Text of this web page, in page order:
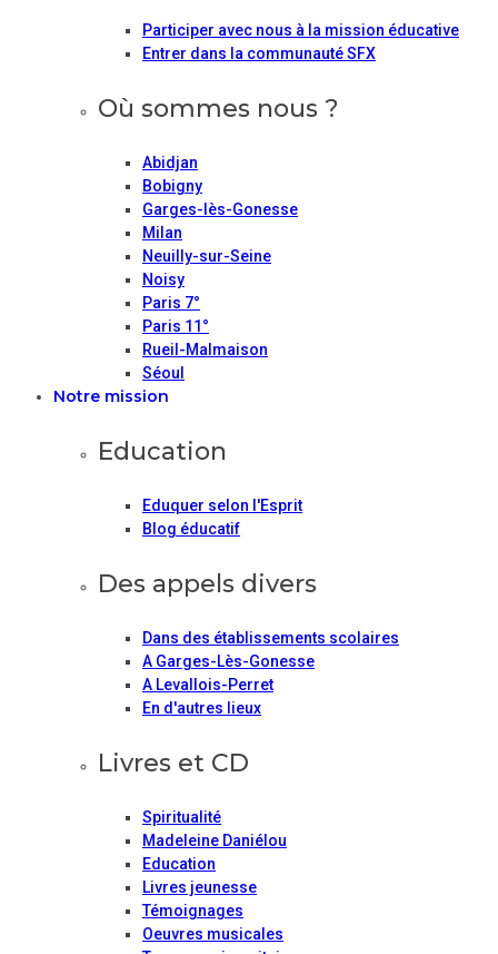
Participer avec nous à la mission éducative
Entrer dans la communauté SFX
Où sommes nous ?
Abidjan
Bobigny
Garges-lès-Gonesse
Milan
Neuilly-sur-Seine
Noisy
Paris 7°
Paris 11°
Rueil-Malmaison
Séoul
Notre mission
Education
Eduquer selon l'Esprit
Blog éducatif
Des appels divers
Dans des établissements scolaires
A Garges-Lès-Gonesse
A Levallois-Perret
En d'autres lieux
Livres et CD
Spiritualité
Madeleine Daniélou
Education
Livres jeunesse
Témoignages
Oeuvres musicales